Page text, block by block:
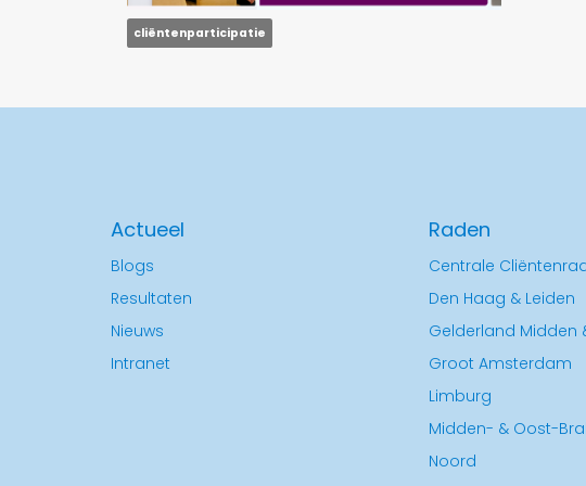
cliëntenparticipatie
Actueel
Blogs
Resultaten
Nieuws
Intranet
Raden
Centrale
Den Haag & Leiden
Gelderland Midden
Groot Amsterdam
Limburg
Midden- & Oost-
Noord